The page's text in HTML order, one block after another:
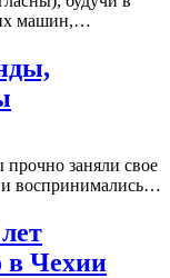
машин,…
заняли свое
воспринимались…
в Чехии